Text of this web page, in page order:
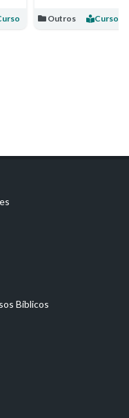
Outros Curso
Bíblicos